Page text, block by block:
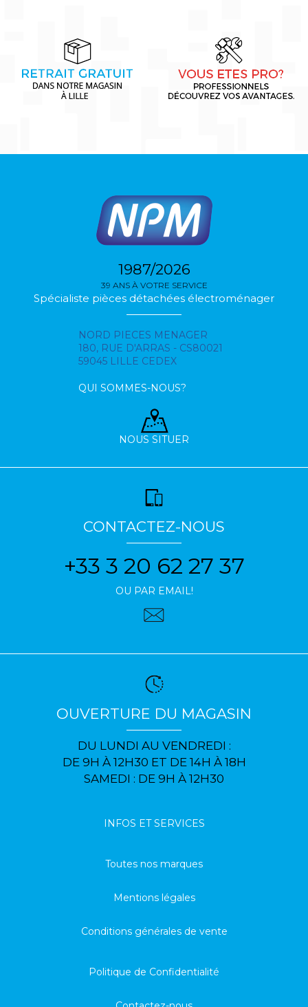
1987/2026
39 ANS À VOTRE SERVICE
Spécialiste pièces détachées électroménager
NORD PIECES MENAGER
180, RUE D'ARRAS - CS80021
59045 LILLE CEDEX
QUI SOMMES-NOUS?
NOUS SITUER
CONTACTEZ-NOUS
+33 3 20 62 27 37
OU PAR EMAIL!
OUVERTURE DU MAGASIN
DU LUNDI AU VENDREDI :
DE 9H À 12H30 ET DE 14H À 18H
SAMEDI : DE 9H À 12H30
INFOS ET SERVICES
Toutes nos marques
Mentions légales
Conditions générales de vente
Politique de Confidentialité